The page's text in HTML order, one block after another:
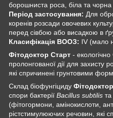
борошниста роса, біла та чорна
Період застосування: Для
коренів розсади овочевих
перед сівбою або висадкою в
Класифікація ВООЗ: IV (мало
Фітодоктор Старт - екологічно
пролонгованої дії для захисту
які спричинені грунтовими
Склад біофунгіциду
спори бактерії Bacillus subtilis
(фітогормони, амінокислоти,
рістстимулюючих речовин, які